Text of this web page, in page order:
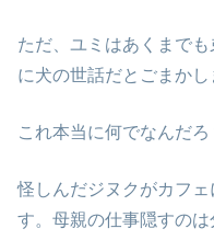
ただ、ユミはあくまで
に犬の世話だとごまかし
これ本当に何でなんだろ
怪しんだジヌクがカフ
す。母親の仕事隠すの